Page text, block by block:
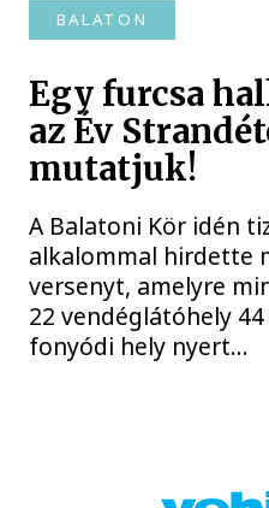
BALATON
Egy furcsa
az Év
mutatjuk!
A Balatoni Kör idén
alkalommal hirdette
versenyt, amelyre
22 vendéglátóhely
fonyódi hely nyert...